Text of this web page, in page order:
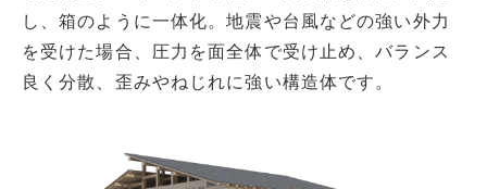
し、箱のように一体化。地震や台風などの強い外力
を受けた場合、圧力を面全体で受け止め、バランス
良く分散、歪みやねじれに強い構造体です。